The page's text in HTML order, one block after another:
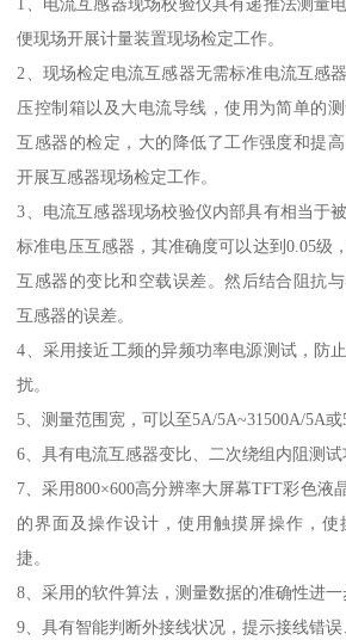
便现场开展计量装置现场检定工作。
2、现场检定电流互感器无需标准电流互感
压控制箱以及大电流导线，使用为简单的
互感器的检定，大的降低了工作强度和提
开展互感器现场检定工作。
3、电流互感器现场校验仪内部具有相当于
标准电压互感器，其准确度可以达到0.05级
互感器的变比和空载误差。然后结合阻抗
互感器的误差。
4、采用接近工频的异频功率电源测试，防
扰。
5、测量范围宽，可以至5A/5A~31500A/5A或
6、具有电流互感器变比、二次绕组内阻测试
7、采用800×600高分辨率大屏幕TFT彩色液
的界面及操作设计，使用触摸屏操作，
捷。
8、采用的软件算法，测量数据的准确性进一
9、具有智能判断外接线状况，提示接线错误